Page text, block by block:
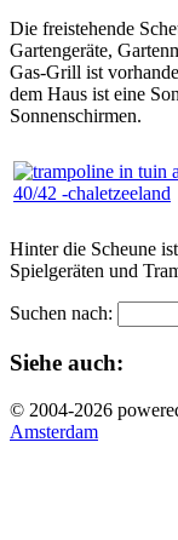
Die freistehende
Gartengeräte,
Gas-Grill ist
dem Haus ist eine
Sonnenschirmen.
Hinter die Scheune
Spielgeräten und
Suchen nach:
Siehe auch:
© 2004-2026
Amsterdam